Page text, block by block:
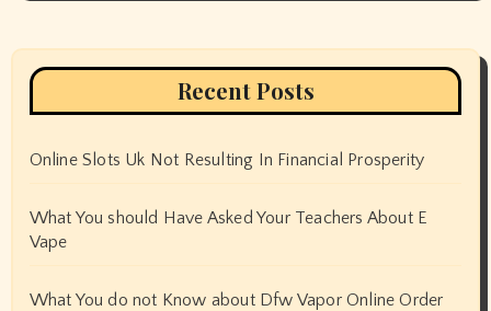
Recent Posts
Online Slots Uk Not Resulting In Financial Prosperity
What You should Have Asked Your Teachers About E
Vape
What You do not Know about Dfw Vapor Online Order